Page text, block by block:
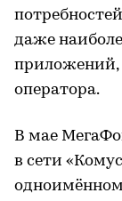
даже
приложений,
оператора.
В мае
в сети